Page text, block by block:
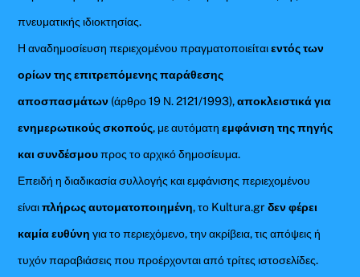
πνευματικής ιδιοκτησίας.
Η αναδημοσίευση περιεχομένου πραγματοποιείταιεντός των
ορίων της επιτρεπόμενης παράθεσης
αποσπασμάτων (άρθρο 19 Ν. 2121/1993),αποκλειστικά για
ενημερωτικούς σκοπούς, με αυτόματηεμφάνιση της πηγής
και συνδέσμουπρος το αρχικό δημοσίευμα.
Επειδή η διαδικασία συλλογής και εμφάνισης περιεχομένου
είναιπλήρως αυτοματοποιημένη, το Kultura.grδεν φέρει
καμία ευθύνη για το περιεχόμενο, την ακρίβεια, τις απόψεις ή
τυχόν παραβιάσεις που προέρχονται από τρίτες ιστοσελίδες.